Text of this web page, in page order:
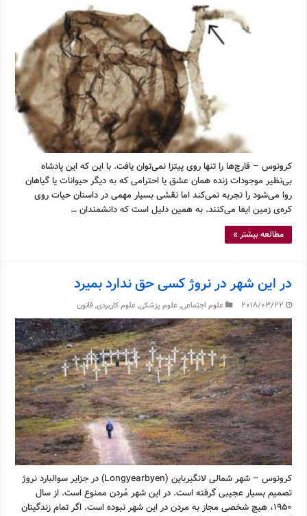
کرونوس – قارچ‌ها را تنها روی پیتزا نمی‌توان یافت. با این که این پادشاه
بی‌نظیر موجودات زنده همان عشق یا احترامی که به دیگر حیوانات یا گیاهان
روا می‌شود را تجربه نمی‌کند اما نقشی بسیار مهمی در داستان حیات روی
کره‌ی زمین ایفا می‌کنند. به همین دلیل است که دانشمندان …
مطالعه بیشتر »
در این شهر در نروژ کسی حق ندارد بمیرد
2018/03/22 علوم اجتماعی,علوم پزشکی,علوم کاربردی,قانون
کرونوس – شهر شمالی لانگیرباین (Longyearbyen) در جزایر سوالبارد نروژ
تصمیم بسیار عجیبی گرفته است. در این شهر مُردن ممنوع است. از سال
۱۹۵۰، هیچ شخصی مجاز به مردن در این شهر نبوده است. اگر تمام زندگیتان